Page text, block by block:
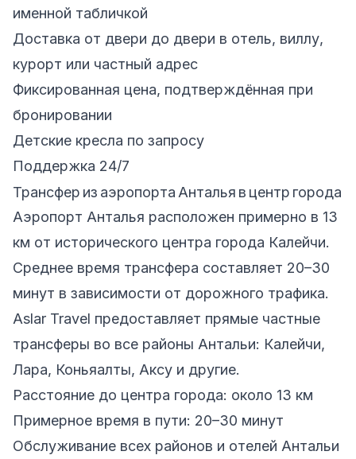
именной табличкой
Доставка от двери до двери в отель, виллу,
курорт или частный адрес
Фиксированная цена, подтверждённая при
бронировании
Детские кресла по запросу
Поддержка 24/7
Трансфер из аэропорта Анталья в центр города
Аэропорт Анталья расположен примерно в 13
км от исторического центра города Калейчи.
Среднее время трансфера составляет 20–30
минут в зависимости от дорожного трафика.
Aslar Travel предоставляет прямые частные
трансферы во все районы Антальи: Калейчи,
Лара, Коньяалты, Акcу и другие.
Расстояние до центра города: около 13 км
Примерное время в пути: 20–30 минут
Обслуживание всех районов и отелей Антальи